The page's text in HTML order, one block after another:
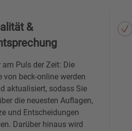
&
am Puls der Zeit: Die
von beck-online werden
aktualisiert, sodass Sie
die neuesten Auflagen,
und Entscheidungen
Darüber hinaus wird